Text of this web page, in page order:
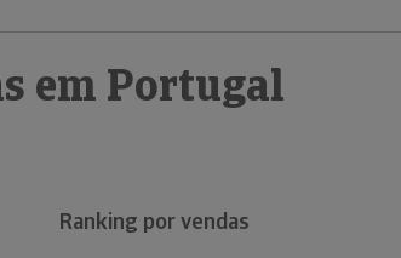
em Portugal
Ranking por vendas